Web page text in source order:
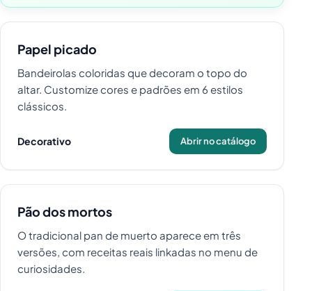
Papel picado
Bandeirolas coloridas que decoram o topo do
altar. Customize cores e padrões em 6 estilos
clássicos.
Decorativo Abrir no catálogo
Pão dos mortos
O tradicional pan de muerto aparece em três
versões, com receitas reais linkadas no menu de
curiosidades.